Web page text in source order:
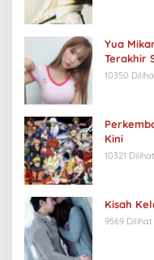
Yua
Terakhir
10350
Kini
10321 Dilihat
Kisah
9569 Dilihat